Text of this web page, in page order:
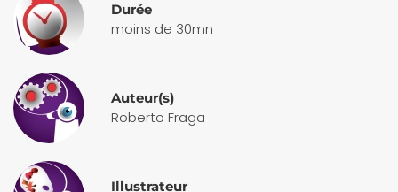
Durée
moins de 30mn
Auteur(s)
Roberto Fraga
Illustrateur